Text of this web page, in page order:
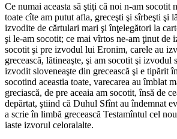
Ce numai aceasta să ştiţi că noi n-am socotit
toate cîte am putut afla, greceşti şi sîrbeşti şi
izvodite de cărtulari mari şi înţelegători la
şi le-am socotit; ce mai vîrtos ne-am ţinut de
socotit şi pre izvodul lui Eronim, carele au
grecească, lătineaşte, şi am socotit şi izvodul
izvodit sloveneaşte din grecească şi e tipărit
socotind aceastia toate, varecarea au îmblat
greciască, de pre aceaia am socotit, însă de
depărtat, ştiind că Duhul Sfînt au îndemnat
a scrie în limbă grecească Testamîntul cel
iaste izvorul celoralalte.